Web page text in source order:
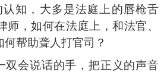
知，大多是法庭上的唇枪舌
师，如何在法庭上，和法官、
帮助聋人打官司？
双会说话的手，把正义的声音